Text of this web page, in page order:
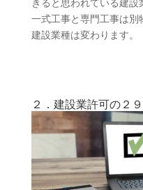
きると思われている建設
一式工事と専門工事は別
建設業種は変わります。
２．建設業許可の２